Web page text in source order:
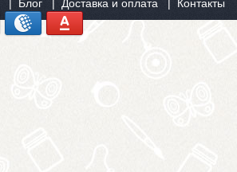
Блог Доставка и оплата Контакты